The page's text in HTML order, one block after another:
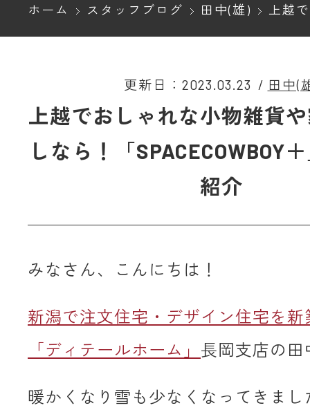
ホーム スタッフブログ 田中(雄) 上越でおしゃれな小物雑
更新日：2023.03.23 / 田中(
上越でおしゃれな小物雑貨
しなら！「SPACECOWBOY
紹介
みなさん、こんにちは！
新潟で注文住宅・デザイン住宅を新
「ディテールホーム」 長岡支店の田
暖かくなり雪も少なくなってきま